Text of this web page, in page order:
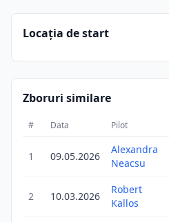
Locația de start
Zboruri similare
# Data Pilot
1 09.05.2026
Alexandra
Neacsu
2 10.03.2026
Robert
Kallos